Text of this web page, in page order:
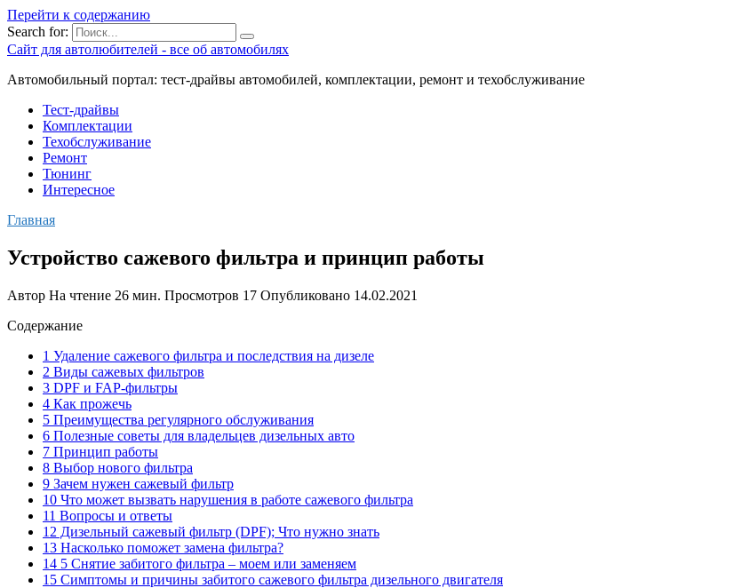
Перейти к содержанию
Search for:
Сайт для автолюбителей - все об автомобилях
Автомобильный портал: тест-драйвы автомобилей, комплектации, ремонт и техобслуживание
Тест-драйвы
Комплектации
Техобслуживание
Ремонт
Тюнинг
Интересное
Главная
Устройство сажевого фильтра и принцип работы
Автор На чтение 26 мин. Просмотров 17 Опубликовано 14.02.2021
Содержание
1 Удаление сажевого фильтра и последствия на дизеле
2 Виды сажевых фильтров
3 DPF и FAP-фильтры
4 Как прожечь
5 Преимущества регулярного обслуживания
6 Полезные советы для владельцев дизельных авто
7 Принцип работы
8 Выбор нового фильтра
9 Зачем нужен сажевый фильтр
10 Что может вызвать нарушения в работе сажевого фильтра
11 Вопросы и ответы
12 Дизельный сажевый фильтр (DPF); Что нужно знать
13 Насколько поможет замена фильтра?
14 5 Снятие забитого фильтра – моем или заменяем
15 Симптомы и причины забитого сажевого фильтра дизельного двигателя